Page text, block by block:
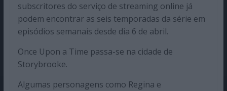
subscritores do serviço de streaming online já
podem encontrar as seis temporadas da série em
episódios semanais desde dia 6 de abril.
Once Upon a Time passa-se na cidade de
Storybrooke.
Algumas personagens como Regina e